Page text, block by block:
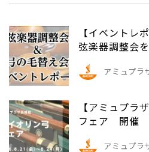
【イベントレ
弦楽器調整会
アミュプラ
【アミュプラ
フェア 開催
アミュプラ